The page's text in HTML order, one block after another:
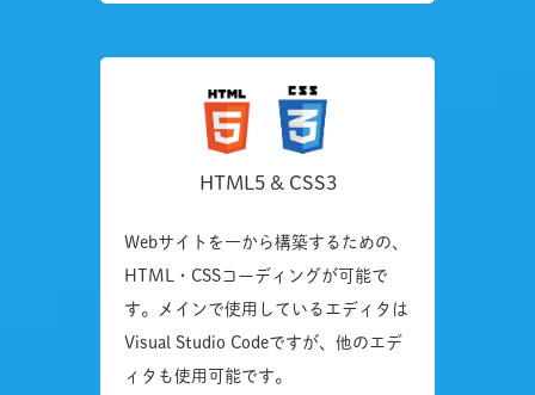
HTML5 & CSS3
Webサイトを一から構築するための、
HTML・CSSコーディングが可能で
す。メインで使用しているエディタは
Visual Studio Codeですが、他のエデ
ィタも使用可能です。